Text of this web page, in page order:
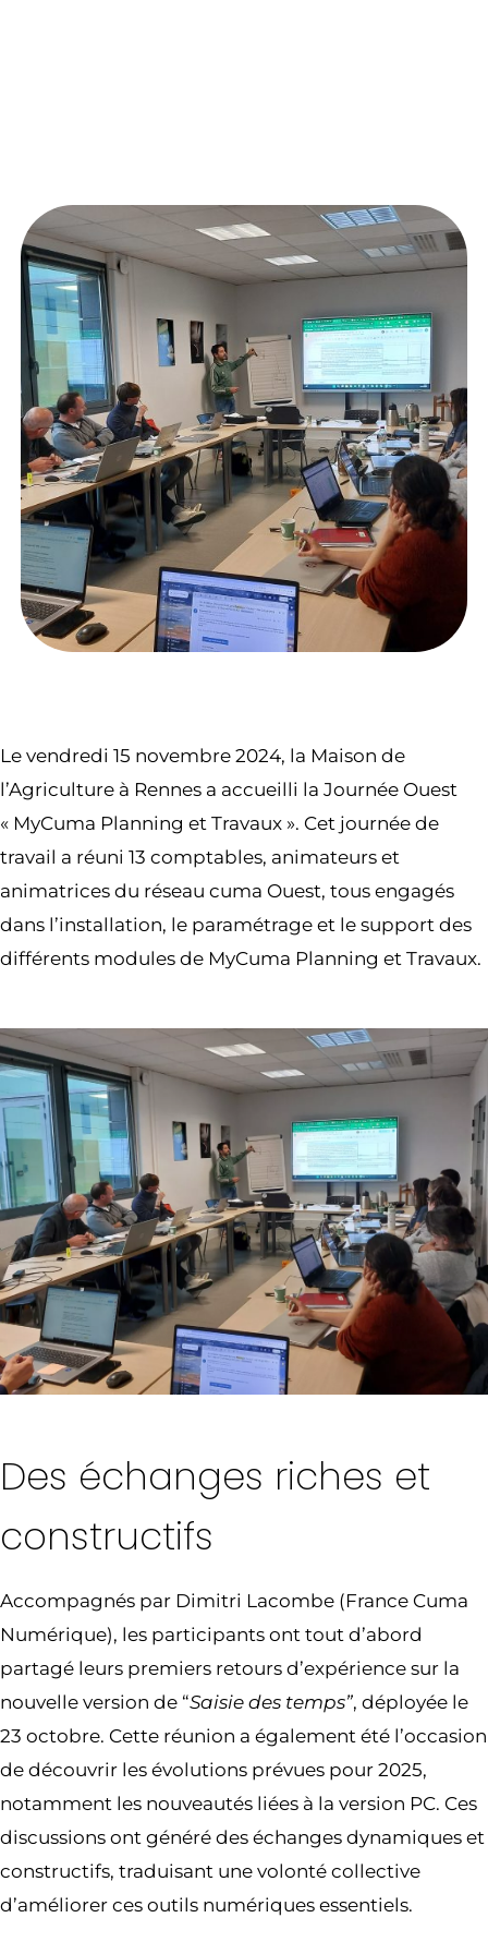
Le vendredi 15 novembre 2024, la Maison de
l’Agriculture à Rennes a accueilli la Journée Ouest
« MyCuma Planning et Travaux ». Cet journée de
travail a réuni 13 comptables, animateurs et
animatrices du réseau cuma Ouest, tous engagés
dans l’installation, le paramétrage et le support des
différents modules de MyCuma Planning et Travaux.
Des échanges riches et
constructifs
Accompagnés par Dimitri Lacombe (France Cuma
Numérique), les participants ont tout d’abord
partagé leurs premiers retours d’expérience sur la
nouvelle version de “Saisie des temps”, déployée le
23 octobre. Cette réunion a également été l’occasion
de découvrir les évolutions prévues pour 2025,
notamment les nouveautés liées à la version PC. Ces
discussions ont généré des échanges dynamiques et
constructifs, traduisant une volonté collective
d’améliorer ces outils numériques essentiels.